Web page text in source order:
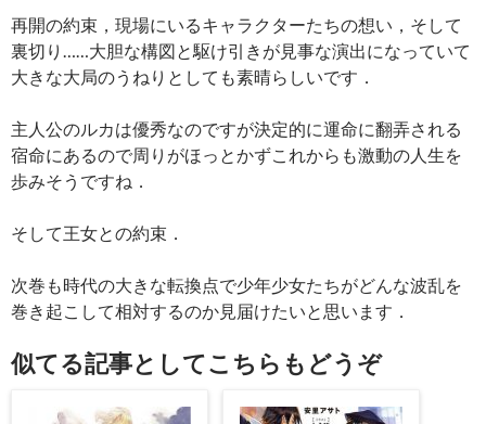
再開の約束，現場にいるキャラクターたちの想い，そして
裏切り……大胆な構図と駆け引きが見事な演出になっていて
大きな大局のうねりとしても素晴らしいです．
主人公のルカは優秀なのですが決定的に運命に翻弄される
宿命にあるので周りがほっとかずこれからも激動の人生を
歩みそうですね．
そして王女との約束．
次巻も時代の大きな転換点で少年少女たちがどんな波乱を
巻き起こして相対するのか見届けたいと思います．
似てる記事としてこちらもどうぞ